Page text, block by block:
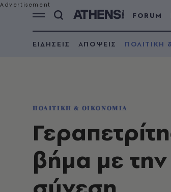
FORUM
ΕΙΔΗΣΕΙΣ ΑΠΟΨΕΙΣ ΠΟΛΙΤΙΚΗ
ΠΟΛΙΤΙΚΗ & ΟΙΚΟΝΟΜΙΑ
βήμα με